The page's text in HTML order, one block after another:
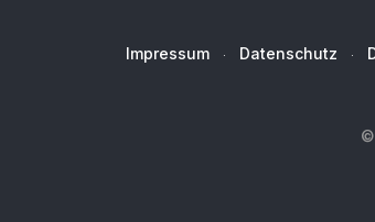
Impressum Datenschutz
©